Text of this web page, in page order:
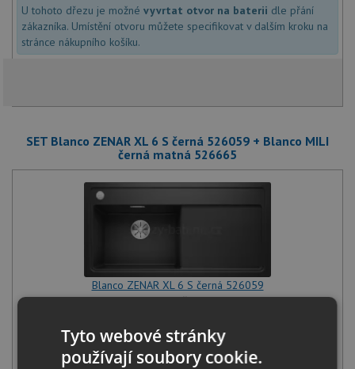
U tohoto dřezu je možné vyvrtat otvor na baterii dle přání
zákazníka. Umístění otvoru můžete specifikovat v dalším kroku na
stránce nákupního košíku.
SET Blanco ZENAR XL 6 S černá 526059 + Blanco MILI
černá matná 526665
Blanco ZENAR XL 6 S černá 526059
12 141 Kčs DPH
+
Tyto webové stránky
používají soubory cookie.